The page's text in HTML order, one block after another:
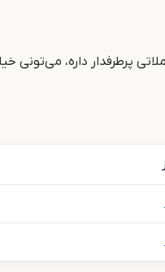
پرطرفدار داره،